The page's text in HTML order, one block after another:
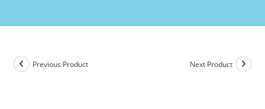
Previous Product Next Product